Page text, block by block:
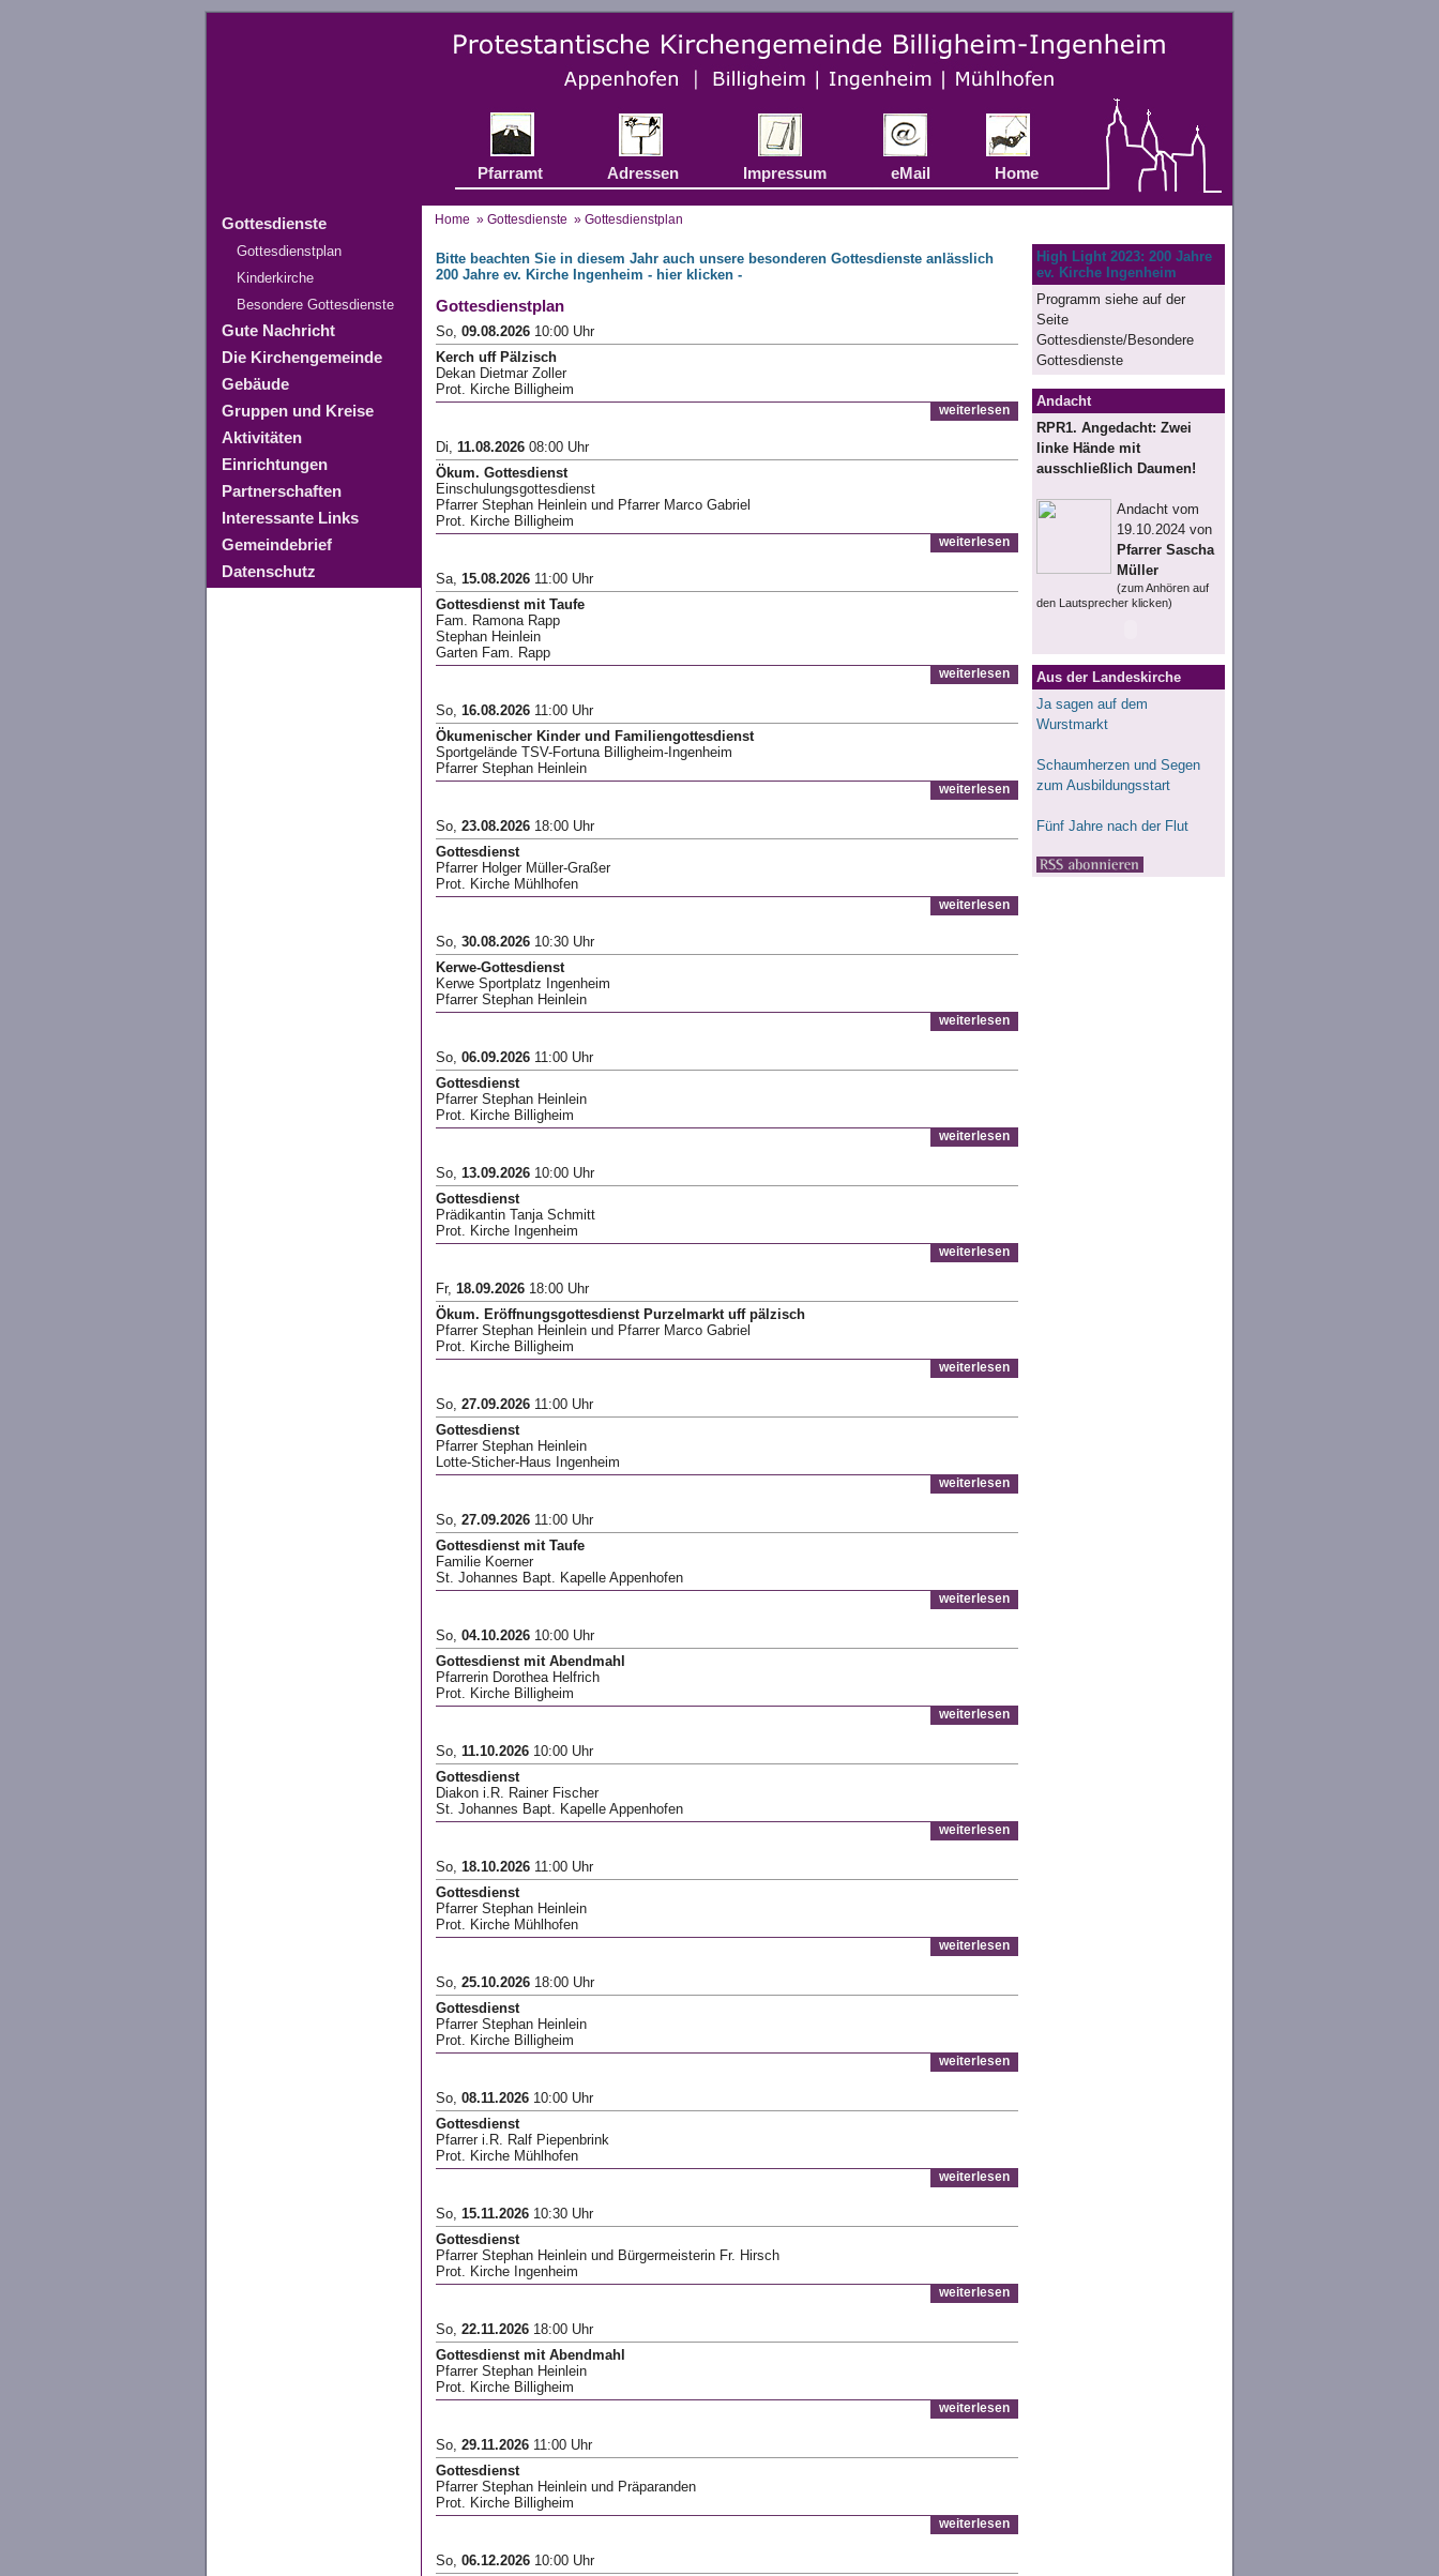
Pfarramt Adressen Impressum eMail Home
Home » Gottesdienste » Gottesdienstplan
Gottesdienste
Gottesdienstplan
Kinderkirche
Besondere Gottesdienste
Gute Nachricht
Die Kirchengemeinde
Gebäude
Gruppen und Kreise
Aktivitäten
Einrichtungen
Partnerschaften
Interessante Links
Gemeindebrief
Datenschutz
High Light 2023: 200 Jahre
ev. Kirche Ingenheim
Programm siehe auf der
Seite
Gottesdienste/Besondere
Gottesdienste
Andacht
RPR1. Angedacht: Zwei
linke Hände mit
ausschließlich Daumen!
Andacht vom
19.10.2024 von
Pfarrer Sascha
Müller
(zum Anhören auf
den Lautsprecher klicken)
Aus der Landeskirche
Ja sagen auf dem
Wurstmarkt
Schaumherzen und Segen
zum Ausbildungsstart
Fünf Jahre nach der Flut
Bitte beachten Sie in diesem Jahr auch unsere besonderen Gottesdienste anlässlich
200 Jahre ev. Kirche Ingenheim - hier klicken -
Gottesdienstplan
So, 09.08.2026 10:00 Uhr
Kerch uff Pälzisch
Dekan Dietmar Zoller
Prot. Kirche Billigheim
weiterlesen
Di, 11.08.2026 08:00 Uhr
Ökum. Gottesdienst
Einschulungsgottesdienst
Pfarrer Stephan Heinlein und Pfarrer Marco Gabriel
Prot. Kirche Billigheim
weiterlesen
Sa, 15.08.2026 11:00 Uhr
Gottesdienst mit Taufe
Fam. Ramona Rapp
Stephan Heinlein
Garten Fam. Rapp
weiterlesen
So, 16.08.2026 11:00 Uhr
Ökumenischer Kinder und Familiengottesdienst
Sportgelände TSV-Fortuna Billigheim-Ingenheim
Pfarrer Stephan Heinlein
weiterlesen
So, 23.08.2026 18:00 Uhr
Gottesdienst
Pfarrer Holger Müller-Graßer
Prot. Kirche Mühlhofen
weiterlesen
So, 30.08.2026 10:30 Uhr
Kerwe-Gottesdienst
Kerwe Sportplatz Ingenheim
Pfarrer Stephan Heinlein
weiterlesen
So, 06.09.2026 11:00 Uhr
Gottesdienst
Pfarrer Stephan Heinlein
Prot. Kirche Billigheim
weiterlesen
So, 13.09.2026 10:00 Uhr
Gottesdienst
Prädikantin Tanja Schmitt
Prot. Kirche Ingenheim
weiterlesen
Fr, 18.09.2026 18:00 Uhr
Ökum. Eröffnungsgottesdienst Purzelmarkt uff pälzisch
Pfarrer Stephan Heinlein und Pfarrer Marco Gabriel
Prot. Kirche Billigheim
weiterlesen
So, 27.09.2026 11:00 Uhr
Gottesdienst
Pfarrer Stephan Heinlein
Lotte-Sticher-Haus Ingenheim
weiterlesen
So, 27.09.2026 11:00 Uhr
Gottesdienst mit Taufe
Familie Koerner
St. Johannes Bapt. Kapelle Appenhofen
weiterlesen
So, 04.10.2026 10:00 Uhr
Gottesdienst mit Abendmahl
Pfarrerin Dorothea Helfrich
Prot. Kirche Billigheim
weiterlesen
So, 11.10.2026 10:00 Uhr
Gottesdienst
Diakon i.R. Rainer Fischer
St. Johannes Bapt. Kapelle Appenhofen
weiterlesen
So, 18.10.2026 11:00 Uhr
Gottesdienst
Pfarrer Stephan Heinlein
Prot. Kirche Mühlhofen
weiterlesen
So, 25.10.2026 18:00 Uhr
Gottesdienst
Pfarrer Stephan Heinlein
Prot. Kirche Billigheim
weiterlesen
So, 08.11.2026 10:00 Uhr
Gottesdienst
Pfarrer i.R. Ralf Piepenbrink
Prot. Kirche Mühlhofen
weiterlesen
So, 15.11.2026 10:30 Uhr
Gottesdienst
Pfarrer Stephan Heinlein und Bürgermeisterin Fr. Hirsch
Prot. Kirche Ingenheim
weiterlesen
So, 22.11.2026 18:00 Uhr
Gottesdienst mit Abendmahl
Pfarrer Stephan Heinlein
Prot. Kirche Billigheim
weiterlesen
So, 29.11.2026 11:00 Uhr
Gottesdienst
Pfarrer Stephan Heinlein und Präparanden
Prot. Kirche Billigheim
weiterlesen
So, 06.12.2026 10:00 Uhr